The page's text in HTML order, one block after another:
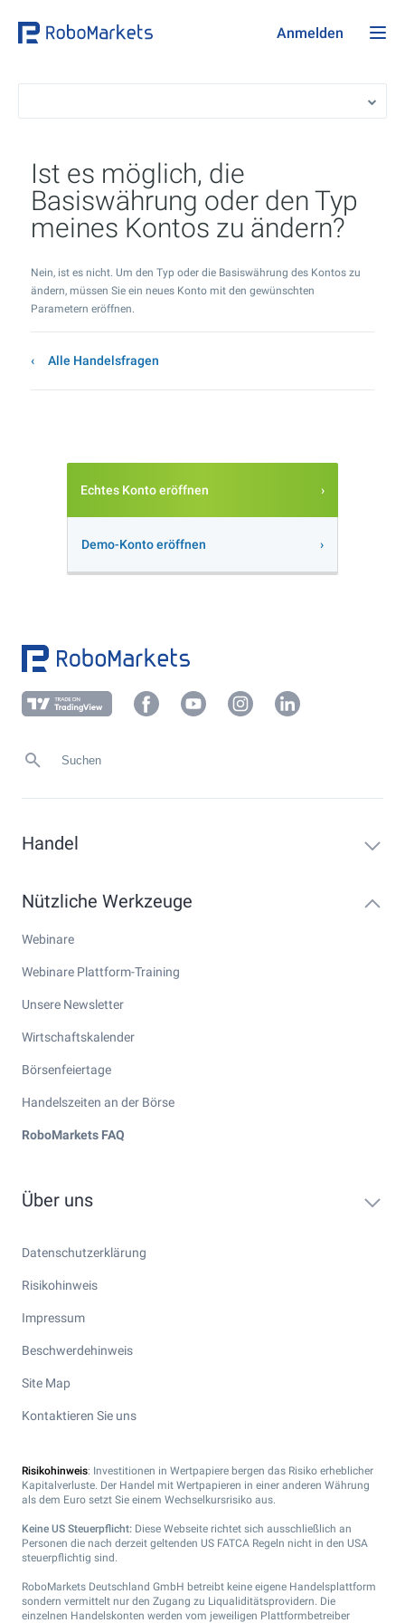
Anmelden
Ist es möglich, die
Basiswährung oder den Typ
meines Kontos zu ändern?
Nein, ist es nicht. Um den Typ oder die Basiswährung des Kontos zu
ändern, müssen Sie ein neues Konto mit den gewünschten
Parametern eröffnen.
Alle Handelsfragen
Echtes Konto eröffnen
Demo-Konto eröffnen
Handel
Nützliche Werkzeuge
Webinare
Webinare Plattform-Training
Unsere Newsletter
Wirtschaftskalender
Börsenfeiertage
Handelszeiten an der Börse
RoboMarkets FAQ
Über uns
Datenschutzerklärung
Risikohinweis
Impressum
Beschwerdehinweis
Site Map
Kontaktieren Sie uns
Risikohinweis: Investitionen in Wertpapiere bergen das Risiko erheblicher
Kapitalverluste. Der Handel mit Wertpapieren in einer anderen Währung
als dem Euro setzt Sie einem Wechselkursrisiko aus.
Keine US Steuerpflicht: Diese Webseite richtet sich ausschließlich an
Personen die nach derzeit geltenden US FATCA Regeln nicht in den USA
steuerpflichtig sind.
RoboMarkets Deutschland GmbH betreibt keine eigene Handelsplattform
sondern vermittelt nur den Zugang zu Liqualiditätsprovidern. Die
einzelnen Handelskonten werden vom jeweiligen Plattformbetreiber